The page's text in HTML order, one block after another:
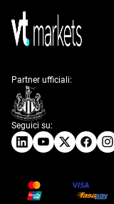
Seguici su:
Partner ufficiali: